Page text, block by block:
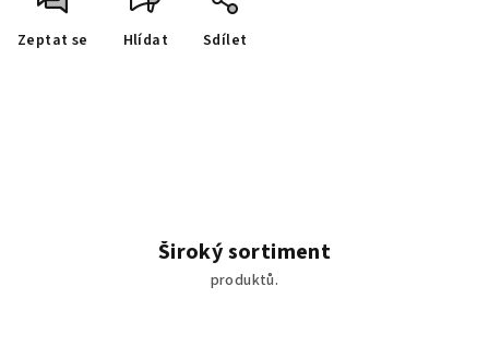
Zeptat se Hlídat Sdílet
Široký sortiment
produktů.